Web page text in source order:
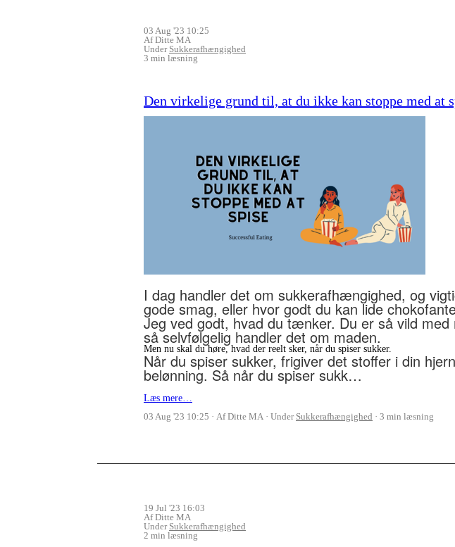
03 Aug '23 10:25
Af Ditte MA
Under Sukkerafhængighed
3 min læsning
Den virkelige grund til, at du ikke kan stoppe med at
I dag handler det om sukkerafhængighed, og
gode smag, eller hvor godt du kan lide
Jeg ved godt, hvad du tænker. Du er så vild
så selvfølgelig handler det om maden.
Men nu skal du høre, hvad der reelt sker, når du spiser sukker.
Når du spiser sukker, frigiver det stoffer i din
belønning. Så når du spiser sukk…
Læs mere…
03 Aug '23 10:25
Af Ditte MA Under Sukkerafhængighed 3 min læsning
19 Jul '23 16:03
Af Ditte MA
Under Sukkerafhængighed
2 min læsning